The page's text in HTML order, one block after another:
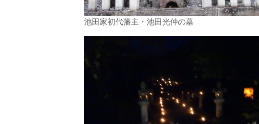
池田家初代藩主・池田光仲の墓